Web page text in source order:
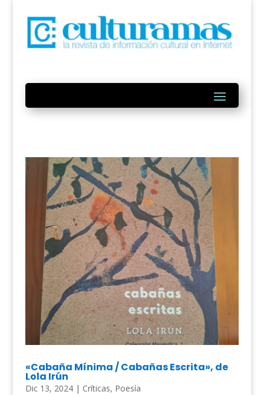
«Cabaña Mínima / Cabañas Escrita», de
Lola Irún
Dic 13, 2024| Críticas, Poesía